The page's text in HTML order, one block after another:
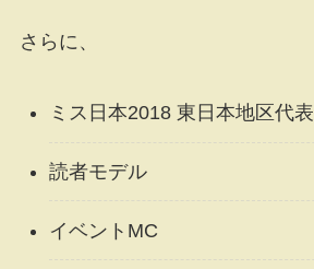
さらに、
ミス日本2018 東日本地区代表
読者モデル
イベントMC